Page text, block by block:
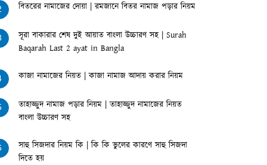
বিতরের নামাজের দোয়া | রমজানে বিতর নামাজ পড়ার নিয়ম
সূরা বাকারার শেষ দুই আয়াত বাংলা উচ্চারণ সহ | Surah
Baqarah Last 2 ayat in Bangla
কাজা নামাজের নিয়ত | কাজা নামাজ আদায় করার নিয়ম
তাহাজ্জুদ নামাজ পড়ার নিয়ম | তাহাজ্জুদ নামাজের নিয়ত
বাংলা উচ্চারণ সহ
সাহু সিজদার নিয়ম কি | কি কি ভুলের কারণে সাহু সিজদা
দিতে হয়